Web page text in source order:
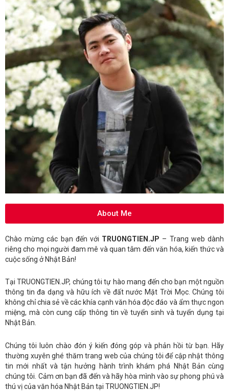
About Me
Chào mừng các bạn đến với TRUONGTIEN.JP – Trang web dành
riêng cho mọi người đam mê và quan tâm đến văn hóa, kiến thức và
cuộc sống ở Nhật Bản!
Tại TRUONGTIEN.JP, chúng tôi tự hào mang đến cho bạn một nguồn
thông tin đa dạng và hữu ích về đất nước Mặt Trời Mọc. Chúng tôi
không chỉ chia sẻ về các khía cạnh văn hóa độc đáo và ẩm thực ngon
miệng, mà còn cung cấp thông tin về tuyển sinh và tuyển dụng tại
Nhật Bản.
Chúng tôi luôn chào đón ý kiến đóng góp và phản hồi từ bạn. Hãy
thường xuyên ghé thăm trang web của chúng tôi để cập nhật thông
tin mới nhất và tận hưởng hành trình khám phá Nhật Bản cùng
chúng tôi. Cảm ơn bạn đã đến và hãy hòa mình vào sự phong phú và
thú vị của văn hóa Nhật Bản tại TRUONGTIEN.JP!